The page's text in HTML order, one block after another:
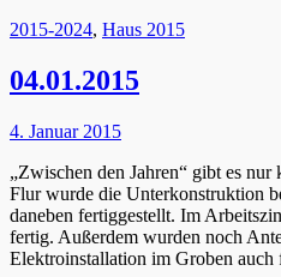
Kategorien
2015-2024, Haus 2015
04.01.2015
Posted
4. Januar 2015
„Zwischen den Jahren“ gibt es
Flur wurde die Unterkonstruktion
daneben fertiggestellt. Im
fertig. Außerdem wurden noch
Elektroinstallation im Groben auch